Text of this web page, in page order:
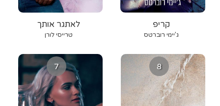
לאתגר אותך
טרייסי לורן
קריפ
ג’יימי רוברטס
7 8